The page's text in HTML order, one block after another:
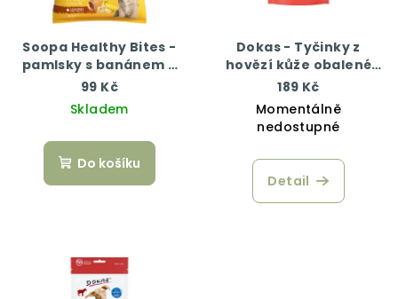
Soopa Healthy Bites -
pamlsky s banánem a
arašídovým máslem 50
99 Kč
Skladem
Do košíku
Dokas - Tyčinky z
hovězí kůže obalené
kachním 200 g
189 Kč
Momentálně
nedostupné
Detail